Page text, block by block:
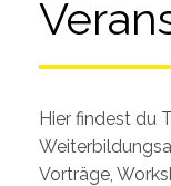
Hier findest du
Vorträge,